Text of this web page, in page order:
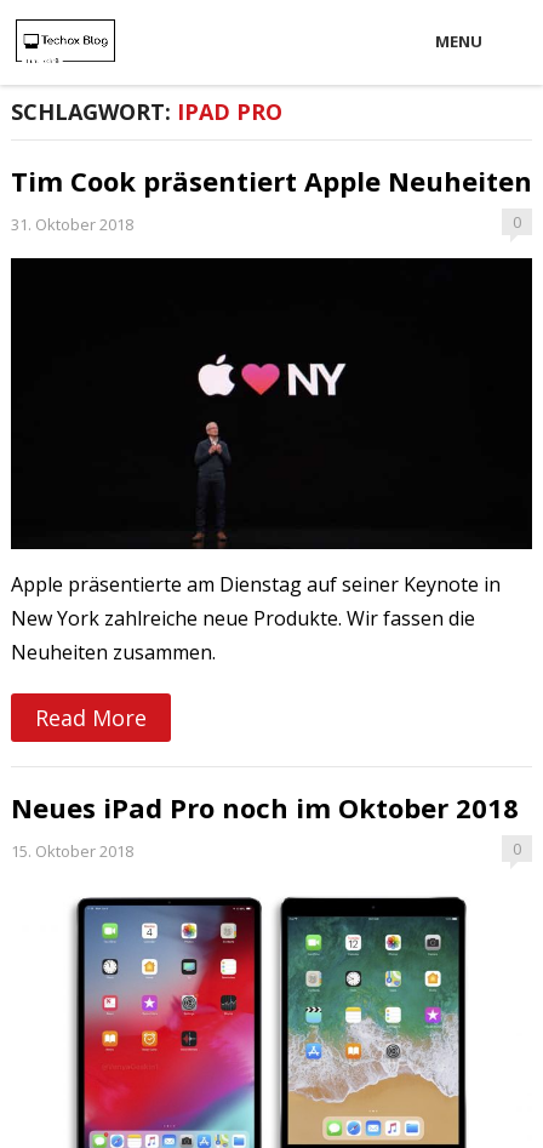
MENU
SCHLAGWORT: IPAD PRO
Tim Cook präsentiert Apple Neuheiten
31. Oktober 2018 0
Apple präsentierte am Dienstag auf seiner Keynote in
New York zahlreiche neue Produkte. Wir fassen die
Neuheiten zusammen.
Read More
Neues iPad Pro noch im Oktober 2018
15. Oktober 2018 0